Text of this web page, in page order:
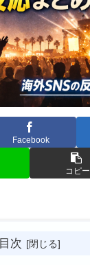
Facebook
コピー
目次